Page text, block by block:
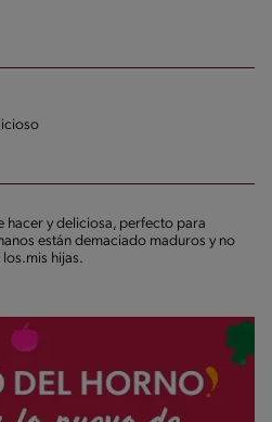
hacer y deliciosa, perfecto para
están demaciado maduros y no
hijas.